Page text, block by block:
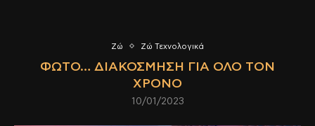
Ζώ Ζώ Τεχνολογικά
ΦΩΤΟ… ΔΙΑΚΌΣΜΗΣΗ ΓΙΑ ΌΛΟ ΤΟΝ
ΧΡΌΝΟ
10/01/2023